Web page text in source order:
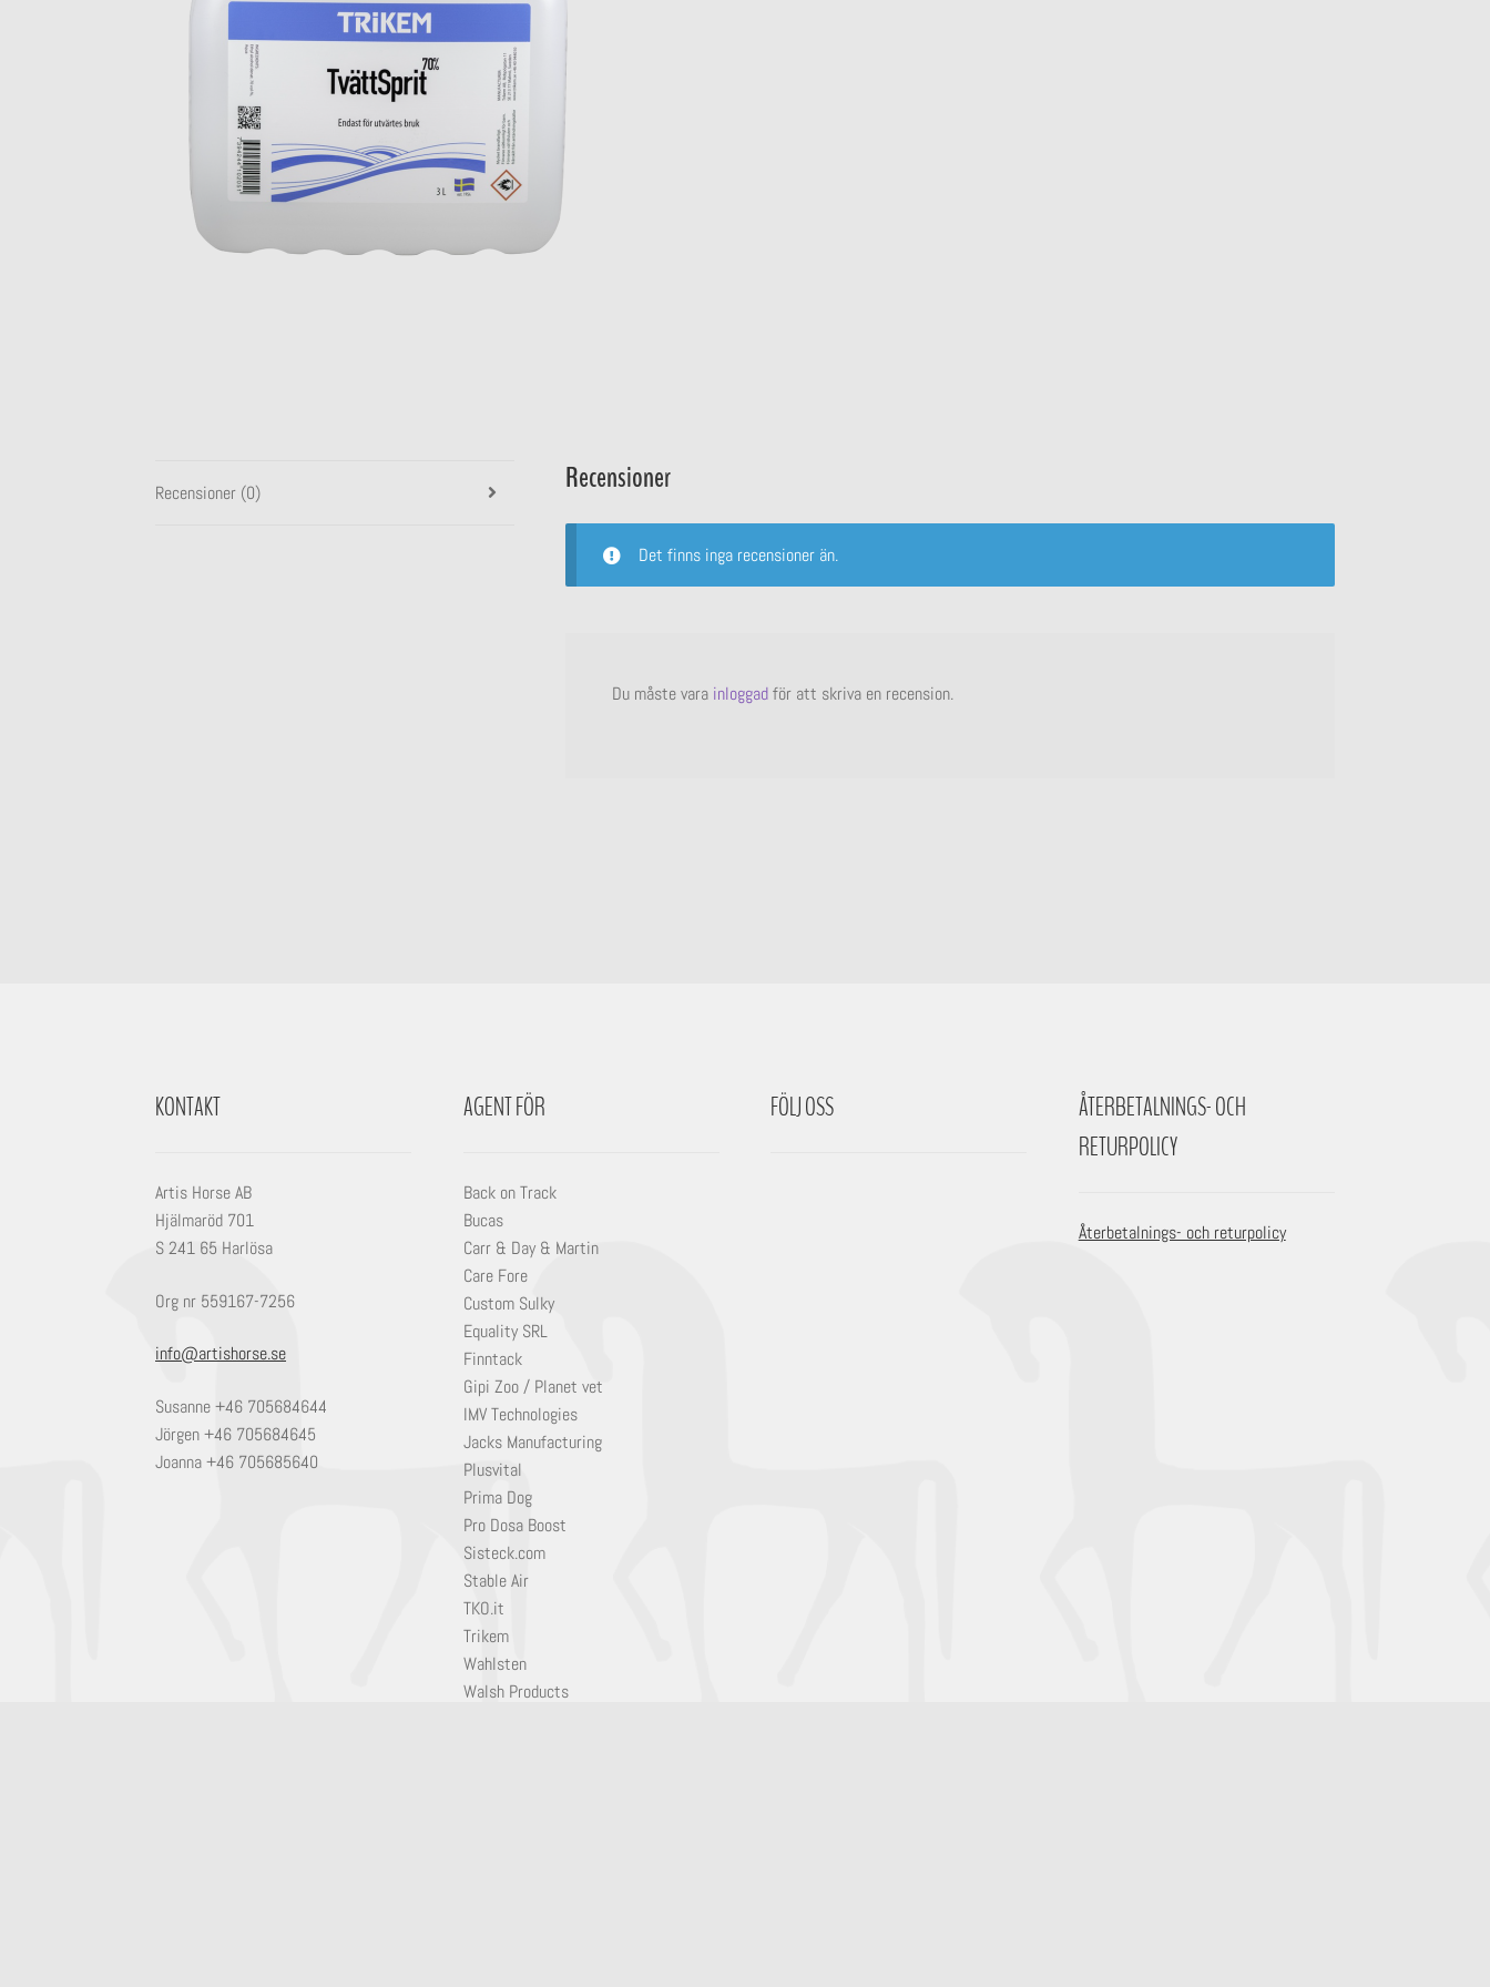
Recensioner (0) Recensioner
Det finns inga recensioner än.
Du måste vara inloggadför att skriva en recension.
KONTAKT
Artis Horse AB
Hjälmaröd 701
S 241 65 Harlösa
Org nr 559167-7256
info@artishorse.se
Susanne +46 705684644
Jörgen +46 705684645
Joanna +46 705685640
AGENT FÖR
Back on Track
Bucas
Carr & Day & Martin
Care Fore
Custom Sulky
Equality SRL
Finntack
Gipi Zoo / Planet vet
IMV Technologies
Jacks Manufacturing
Plusvital
Prima Dog
Pro Dosa Boost
Sisteck.com
Stable Air
TKO.it
Trikem
Wahlsten
Walsh Products
FÖLJ OSS
ÅTERBETALNINGS- OCH
RETURPOLICY
Återbetalnings- och returpolicy